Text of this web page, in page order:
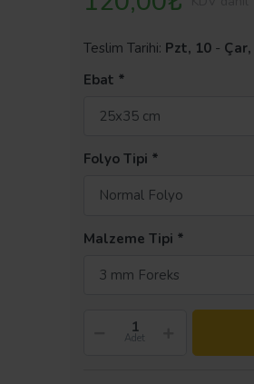
Teslim Tarihi: Pzt, 10 -
Ebat
25x35 cm
Folyo Tipi
Normal Folyo
Malzeme Tipi
3 mm Foreks
Adet